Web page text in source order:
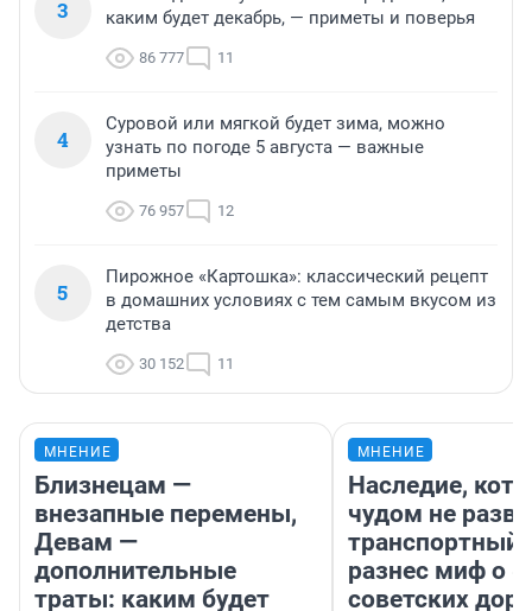
3
каким будет декабрь, — приметы и поверья
86 777 11
4
Суровой или мягкой будет зима, можно
узнать по погоде 5 августа — важные
приметы
76 957 12
5
Пирожное «Картошка»: классический рецепт
в домашних условиях с тем самым вкусом из
детства
30 152 11
МНЕНИЕ
Близнецам —
внезапные перемены,
Девам —
дополнительные
траты: каким будет
МНЕНИЕ
Наследие,
чудом не
транспортный
разнес миф о
советских